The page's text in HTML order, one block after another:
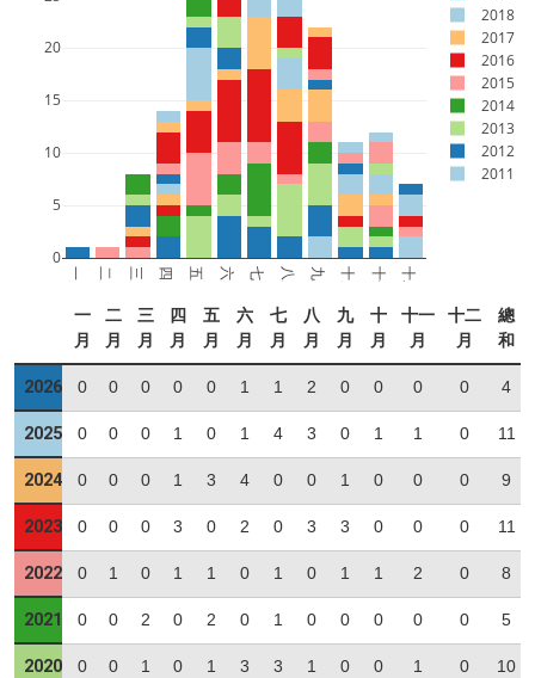
一月 二月 三月 四月 五月 六月 七月 八月 九月 十月 十一月 十二月
0
5
10
15
20
2018
2017
2016
2015
2014
2013
2012
2011
一
月
二
月
三
月
四
月
五
月
六
月
七
月
八
月
九
月
十
月
十一
月
十二
月
總
和
2026 0 0 0 0 0 1 1 2 0 0 0 0 4
2025 0 0 0 1 0 1 4 3 0 1 1 0 11
2024 0 0 0 1 3 4 0 0 1 0 0 0 9
2023 0 0 0 3 0 2 0 3 3 0 0 0 11
2022 0 1 0 1 1 0 1 0 1 1 2 0 8
2021 0 0 2 0 2 0 1 0 0 0 0 0 5
2020 0 0 1 0 1 3 3 1 0 0 1 0 10